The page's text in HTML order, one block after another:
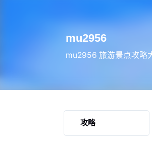
mu2956
mu2956 旅游景点攻略
攻略